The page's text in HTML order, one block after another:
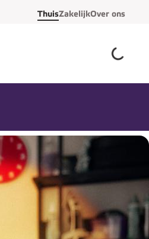
ThuisZakelijkOver ons